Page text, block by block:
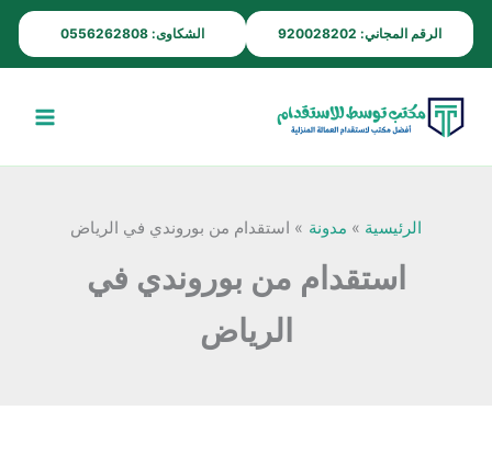
الرقم المجاني: 920028202 الشكاوى: 0556262808
تخطي
إلى
المحتوى
الرئيسية مدونة استقدام من بوروندي في الرياض
استقدام من بوروندي في
الرياض